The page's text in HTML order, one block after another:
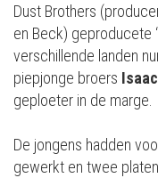
Dust Brothers
en Beck) geproducete ‘
verschillende landen
piepjonge broers
geploeter in de marge.
De jongens hadden
gewerkt en twee